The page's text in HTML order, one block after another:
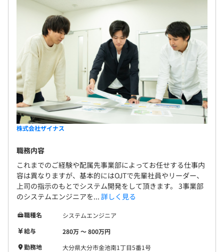
株式会社ザイナス
職務内容
これまでのご経験や配属先事業部によってお任せする仕事内
容は異なりますが、基本的にはOJTで先輩社員やリーダー、
上司の指示のもとでシステム開発をして頂きます。 3事業部
のシステムエンジニアを... 詳しく見る
職種名
システムエンジニア
給与
280万 〜 800万円
勤務地
大分県大分市金池南1丁目5番1号